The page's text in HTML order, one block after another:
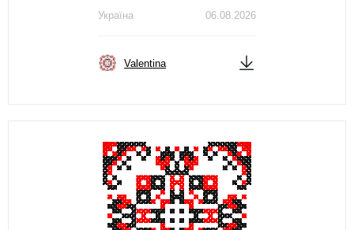
06.08.2026
Україна
Valentina